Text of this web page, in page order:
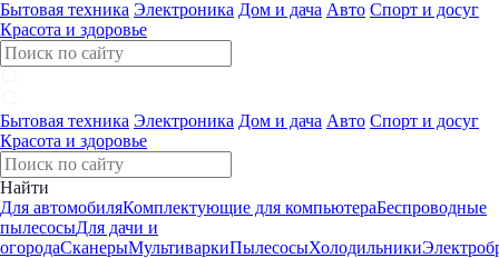
Бытовая техника Электроника Дом и дача Авто Спорт и досуг
Красота и здоровье
Бытовая техника Электроника Дом и дача Авто Спорт и досуг
Красота и здоровье
Найти
Для автомобиляКомплектующие для компьютераБеспроводные
пылесосыДля дачи и
огородаСканерыМультиваркиПылесосыХолодильники